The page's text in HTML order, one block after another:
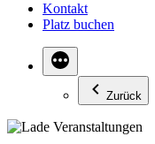
Kontakt
Platz buchen
Zurück